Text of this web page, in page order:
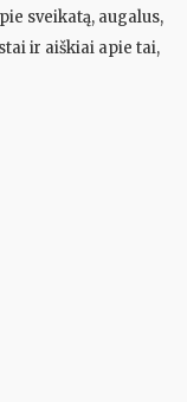
sveikatą, augalus,
ir aiškiai apie tai,